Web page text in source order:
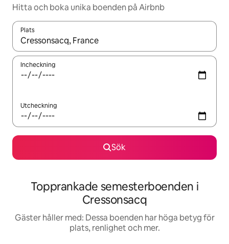
Hitta och boka unika boenden på Airbnb
Plats
När resultaten är tillgängliga kan du navigera med upp- och
Incheckning
Utcheckning
Sök
Topprankade semesterboenden i
Cressonsacq
Gäster håller med: Dessa boenden har höga betyg för
plats, renlighet och mer.